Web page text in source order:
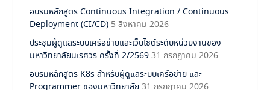
อบรมหลักสูตร Continuous Integration / Continuous
Deployment (CI/CD) 5 สิงหาคม 2026
ประชุมผู้ดูแลระบบเครือข่ายและเว็บไซต์ระดับหน่วยงานของ
มหาวิทยาลัยนเรศวร ครั้งที่ 2/2569 31 กรกฎาคม 2026
อบรมหลักสูตร K8s สำหรับผู้ดูแลระบบเครือข่าย และ
Programmer ของมหาวิทยาลัย 31 กรกฎาคม 2026